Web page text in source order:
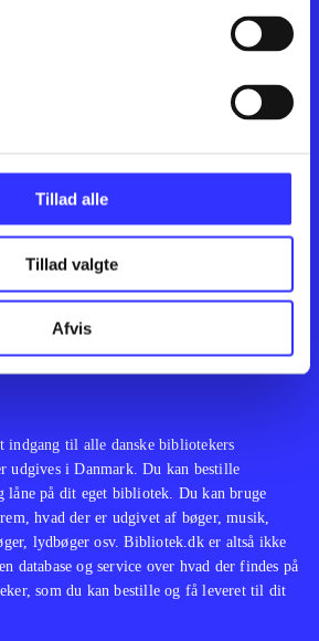
Tillad alle
Tillad valgte
Afvis Feedback
indgang til alle danske bibliotekers
udgives i Danmark. Du kan bestille
låne på dit eget bibliotek. Du kan bruge
hvad der er udgivet af bøger, musik,
lydbøger osv. Bibliotek.dk er altså ikke
database og service over hvad der findes på
som du kan bestille og få leveret til dit
Artikler
Film
Musik
Noder